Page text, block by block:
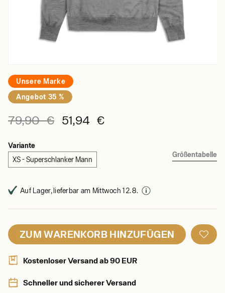
Unsere Marke
Angebot 35 %
79,90 € 51,94 €
Variante
XS - Superschlanker Mann
Größentabelle
Auf Lager, lieferbar am Mittwoch 12. 8.
ZUM WARENKORB HINZUFÜGEN
Kostenloser Versand ab 90 EUR
Schneller und sicherer Versand